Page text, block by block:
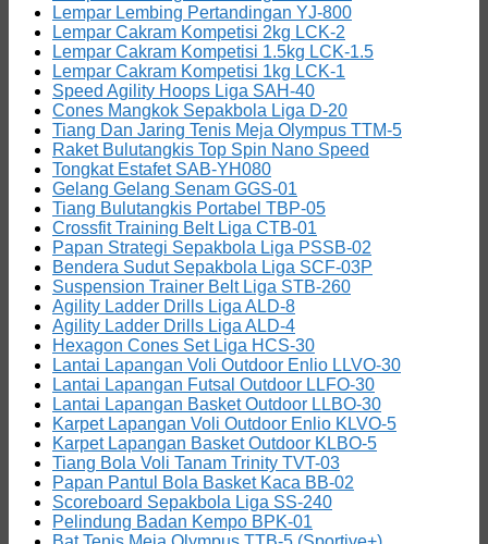
Lempar Lembing Pertandingan YJ-800
Lempar Cakram Kompetisi 2kg LCK-2
Lempar Cakram Kompetisi 1.5kg LCK-1.5
Lempar Cakram Kompetisi 1kg LCK-1
Speed Agility Hoops Liga SAH-40
Cones Mangkok Sepakbola Liga D-20
Tiang Dan Jaring Tenis Meja Olympus TTM-5
Raket Bulutangkis Top Spin Nano Speed
Tongkat Estafet SAB-YH080
Gelang Gelang Senam GGS-01
Tiang Bulutangkis Portabel TBP-05
Crossfit Training Belt Liga CTB-01
Papan Strategi Sepakbola Liga PSSB-02
Bendera Sudut Sepakbola Liga SCF-03P
Suspension Trainer Belt Liga STB-260
Agility Ladder Drills Liga ALD-8
Agility Ladder Drills Liga ALD-4
Hexagon Cones Set Liga HCS-30
Lantai Lapangan Voli Outdoor Enlio LLVO-30
Lantai Lapangan Futsal Outdoor LLFO-30
Lantai Lapangan Basket Outdoor LLBO-30
Karpet Lapangan Voli Outdoor Enlio KLVO-5
Karpet Lapangan Basket Outdoor KLBO-5
Tiang Bola Voli Tanam Trinity TVT-03
Papan Pantul Bola Basket Kaca BB-02
Scoreboard Sepakbola Liga SS-240
Pelindung Badan Kempo BPK-01